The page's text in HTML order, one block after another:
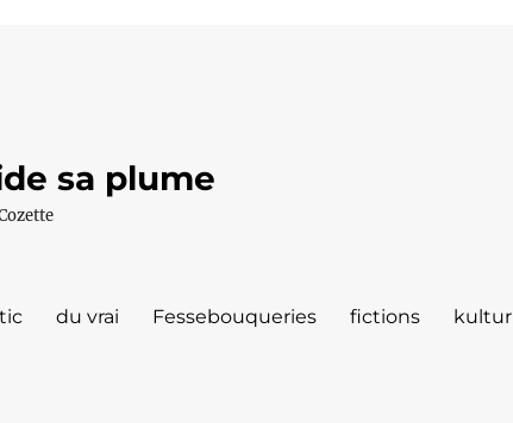
sa plume
du vrai Fessebouqueries fictions kultur